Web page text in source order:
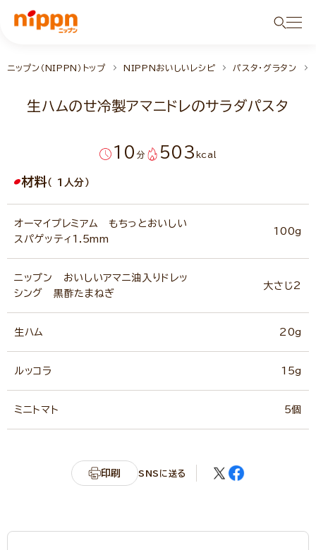
ニップン（NIPPN）トップ NIPPNおいしいレシピ パスタ・グラタン
生ハムのせ冷製アマニドレのサラダパスタ
10 分 503 kcal
材料（ 1人分）
オーマイプレミアム もちっとおいしい
スパゲッティ1.5mm
100g
ニップン おいしいアマニ油入りドレッ
シング 黒酢たまねぎ
大さじ2
生ハム 20g
ルッコラ 15g
ミニトマト 5個
印刷 SNSに送る